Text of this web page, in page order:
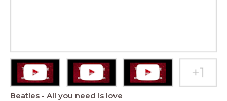
Beatles - All you need is love